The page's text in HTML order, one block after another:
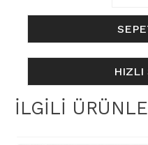
HIZLI
İLGILI